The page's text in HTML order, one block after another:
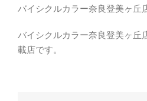
バイシクルカラー奈良登美ヶ丘
バイシクルカラー奈良登美ヶ丘
載店です。